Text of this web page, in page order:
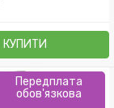
КУПИТИ
Передплата
обов'язкова